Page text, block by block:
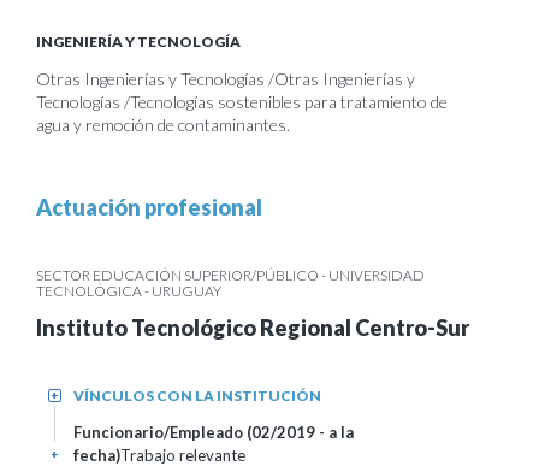
INGENIERÍA Y TECNOLOGÍA
Otras Ingenierías y Tecnologías /Otras Ingenierías y
Tecnologías /Tecnologías sostenibles para tratamiento de
agua y remoción de contaminantes.
Actuación profesional
SECTOR EDUCACIÓN SUPERIOR/PÚBLICO - UNIVERSIDAD
TECNOLÓGICA - URUGUAY
Instituto Tecnológico Regional Centro-Sur
VÍNCULOS CON LA INSTITUCIÓN
+
Funcionario/Empleado (02/2019 - a la
fecha)Trabajo relevante
+